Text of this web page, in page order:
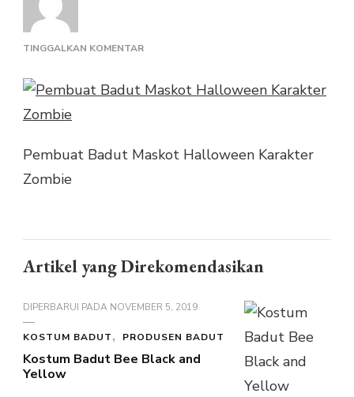
TINGGALKAN KOMENTARPADA
MASKOT
ZOMBIE
Pembuat Badut Maskot Halloween Karakter
Zombie
Artikel yang Direkomendasikan
DIPERBARUI PADA NOVEMBER 5, 2019
KOSTUM BADUT PRODUSEN BADUT
Kostum Badut Bee Black and
Yellow